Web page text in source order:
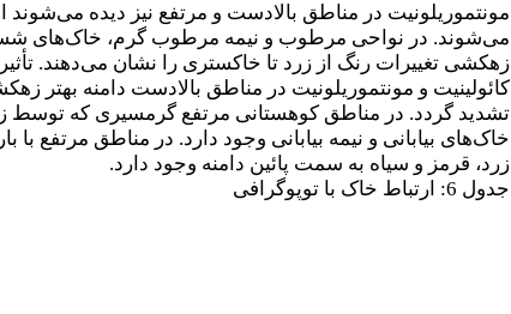
مونتموریلونیت در مناطق بالادست و مرتفع نیز دیده
می‌شوند. در نواحی مرطوب و نیمه مرطوب گرم، خاک‌های شسته
زهکشی تغییرات رنگ از زرد تا خاکستری را نشان می‌دهند.
کائولینیت و مونتموریلونیت در مناطق بالادست دامنه
تشدید گردد. در مناطق کوهستانی مرتفع گرمسیری که توسط
خاک‌های بیابانی و نیمه بیابانی وجود دارد. در مناطق مرتفع
زرد، قرمز و سیاه به سمت پائین دامنه وجود دارد.
جدول 6: ارتباط خاک با توپوگرافی